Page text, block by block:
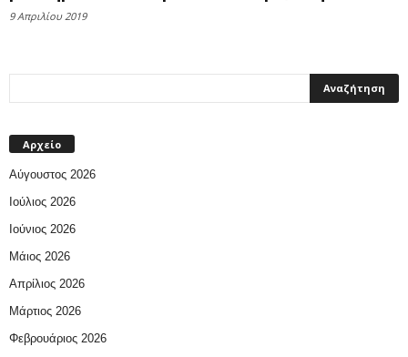
9 Απριλίου 2019
Αρχείο
Αύγουστος 2026
Ιούλιος 2026
Ιούνιος 2026
Μάιος 2026
Απρίλιος 2026
Μάρτιος 2026
Φεβρουάριος 2026